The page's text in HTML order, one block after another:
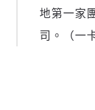
地第一家
司。（一